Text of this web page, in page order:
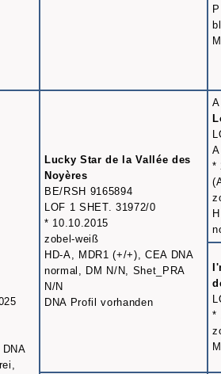
Lucky Star de la Vallée des
Noyères
BE/RSH 9165894
LOF 1 SHET. 31972/0
* 10.10.2015
zobel-weiß
HD-A, MDR1 (+/+), CEA DNA
normal, DM N/N, Shet_PRA
N/N
DNA Profil vorhanden
*
*